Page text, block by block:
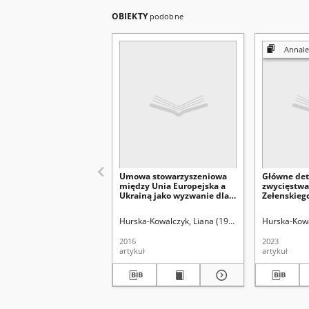
OBIEKTY podobne
Umowa stowarzyszeniowa
między Unia Europejska a
Ukrainą jako wyzwanie dla
Hurska-Kowalczyk, Liana (1981- )
Pietraś,
2016
artykuł
Annales
Główne
Hurska-
2023
artykuł